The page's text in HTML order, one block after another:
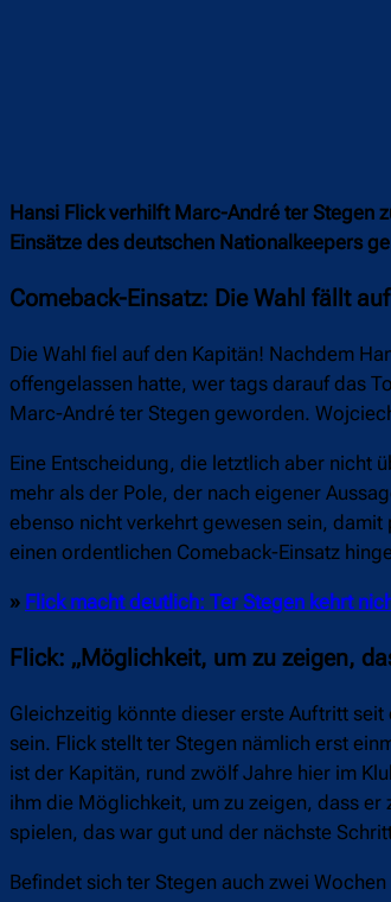
Hansi Flick verhilft Marc-André ter Stegen
Einsätze des deutschen Nationalkeepers
Comeback-Einsatz: Die Wahl fällt
Die Wahl fiel auf den Kapitän! Nachdem
offengelassen hatte, wer tags darauf das
Marc-André ter Stegen geworden.
Eine Entscheidung, die letztlich aber nicht
mehr als der Pole, der nach eigener
ebenso nicht verkehrt gewesen sein,
einen ordentlichen Comeback-Einsatz
» Flick macht deutlich: Ter Stegen kehrt
Flick: „Möglichkeit, um zu zeigen,
Gleichzeitig könnte dieser erste Auftritt
sein. Flick stellt ter Stegen nämlich erst
ist der Kapitän, rund zwölf Jahre hier im
ihm die Möglichkeit, um zu zeigen, dass er
spielen, das war gut und der nächste